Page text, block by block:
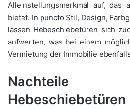
Alleinstellungsmerkmal auf, das
bietet. In puncto Stil, Design,
lassen Hebeschiebetüren sich
aufwerten, was bei einem
Vermietung der Immobilie
Hebeschiebetüren